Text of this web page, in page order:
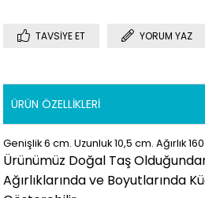
TAVSIYE ET YORUM YAZ
ÜRÜN ÖZELLIKLERI
Genişlik 6 cm.Uzunluk 10,5 cm.Ağırlık
Ürünümüz Doğal Taş
Ağırlıklarında ve Boyutlarında